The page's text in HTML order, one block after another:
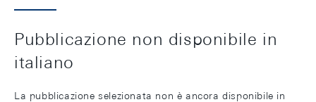
Pubblicazione non disponibile in
italiano
La pubblicazione selezionata non è ancora disponibile in